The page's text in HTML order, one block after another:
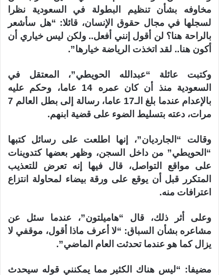
مخاوفه بشأن تنظيم البطولة في السعودية نظرا
لسجلها في مجال حقوق الإنسان، قائلا: “هل سأشعر
بالراحة هنا؟ لن أقول إنني أفعل.. ولكن ليس خياري أن
أكون هنا.. لقد اتخذت الرياضة خيارها”.
وكتبت عائلة “عبدالله الحويطي”، المعتقل في
السعودية منذ أن كان عمره 14 عاما، وحكم عليه
بالإعدام عندما بلغ الـ17 عاما، رسالة إلى بطل العالم 7
مرات، دعته بتسليط الضوء على قضية ابنهم.
وقالت “الجارديان”، إنها اطلعت على رسائل كتبها
“الحويطي” من داخل السجن، وظهر بعضها كتدوينات
على مواقع التواصل، قال فيها إنه تعرض للتعذيب
المتكرر قبل أن يوقع على ورقة بيضاء لمحاولة انتزاع
اعترافات منه.
وعلى أثر ذلك، قال “هاميلتون”، عندما سئل عن
مشاعره بشأن السباق: “لا أعرف ماذا أقول، موقفي لا
يزال كما هو عندما تحدثت العام الماضي”.
مضيفا: “ليس هناك الكثير مما يمكنني قوله سيحدث